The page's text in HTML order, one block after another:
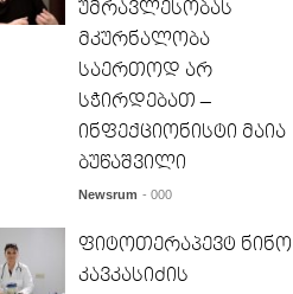
უმრავლესობას
მკურნალობა
საერთოდ არ
სჭირდებათ –
ინფექციონისტი მაია
ბუწაშვილი
Newsrum - 000
ფიტოთერაპევტ ნინო
კავკასიძის